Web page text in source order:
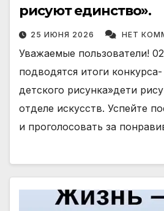
рисуют единство».
25 ИЮНЯ 2026 НЕТ
Уважаемые пользователи!
подводятся итоги
детского рисунка»дети
отделе искусств. Успейте
и проголосовать за